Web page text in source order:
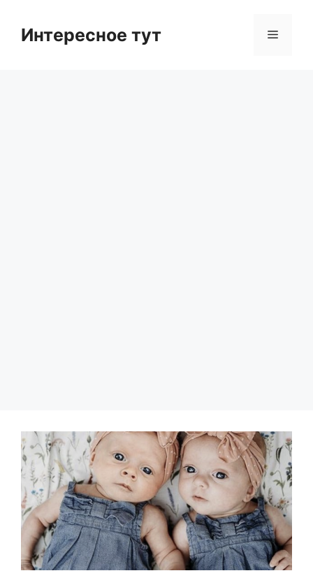
contentИнтересное тут Menu